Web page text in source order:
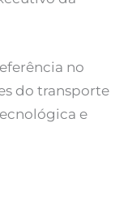
no
do transporte
e